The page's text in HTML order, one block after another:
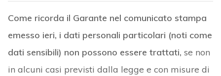
Come ricorda il Garante nel comunicato stampa
emesso ieri, i dati personali particolari (noti come
dati sensibili) non possono essere trattati, se non
in alcuni casi previsti dalla legge e con misure di